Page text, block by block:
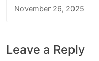
November 26, 2025
Leave a Reply